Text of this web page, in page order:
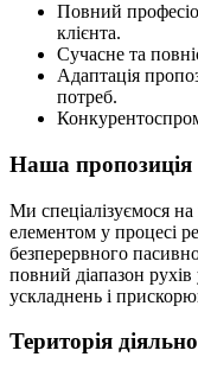
Повний
клієнта.
Сучасне та
Адаптація
потреб.
Наша пропозиція
Ми спеціалізуємося
елементом у процесі
безперервного
повний діапазон
ускладнень і
Територія